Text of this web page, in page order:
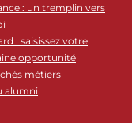
: un tremplin vers
: saisissez votre
opportunité
métiers
alumni